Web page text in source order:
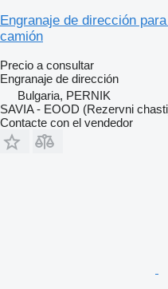
Engranaje de dirección
camión
Precio a consultar
Engranaje de dirección
Bulgaria, PERNIK
SAVIA - EOOD (Rezervni
Contacte con el vendedor